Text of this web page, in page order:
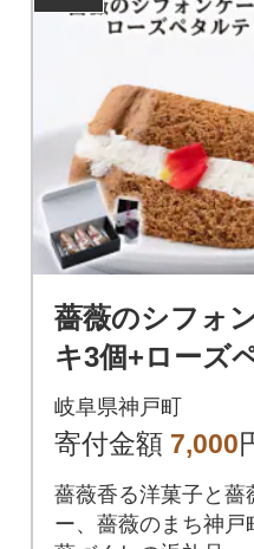
薔薇のシフォ
キ3個+ローズ
ティー 薔薇が
な方へ薔薇薔薇
岐阜県神戸町
寄付金額 7,000
薔薇香る洋菓子と薔
ー、薔薇のまち神戸